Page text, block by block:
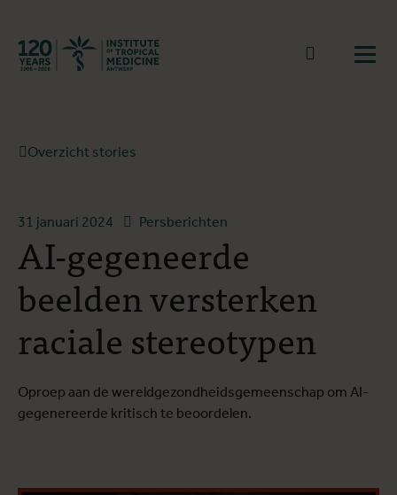
Terug naar start
Naar
Overzicht stories
31 januari 2024 Persberichten
AI-gegeneerde
beelden versterken
raciale stereotypen
Oproep aan de wereldgezondheidsgemeenschap om AI-
gegenereerde kritisch te beoordelen.